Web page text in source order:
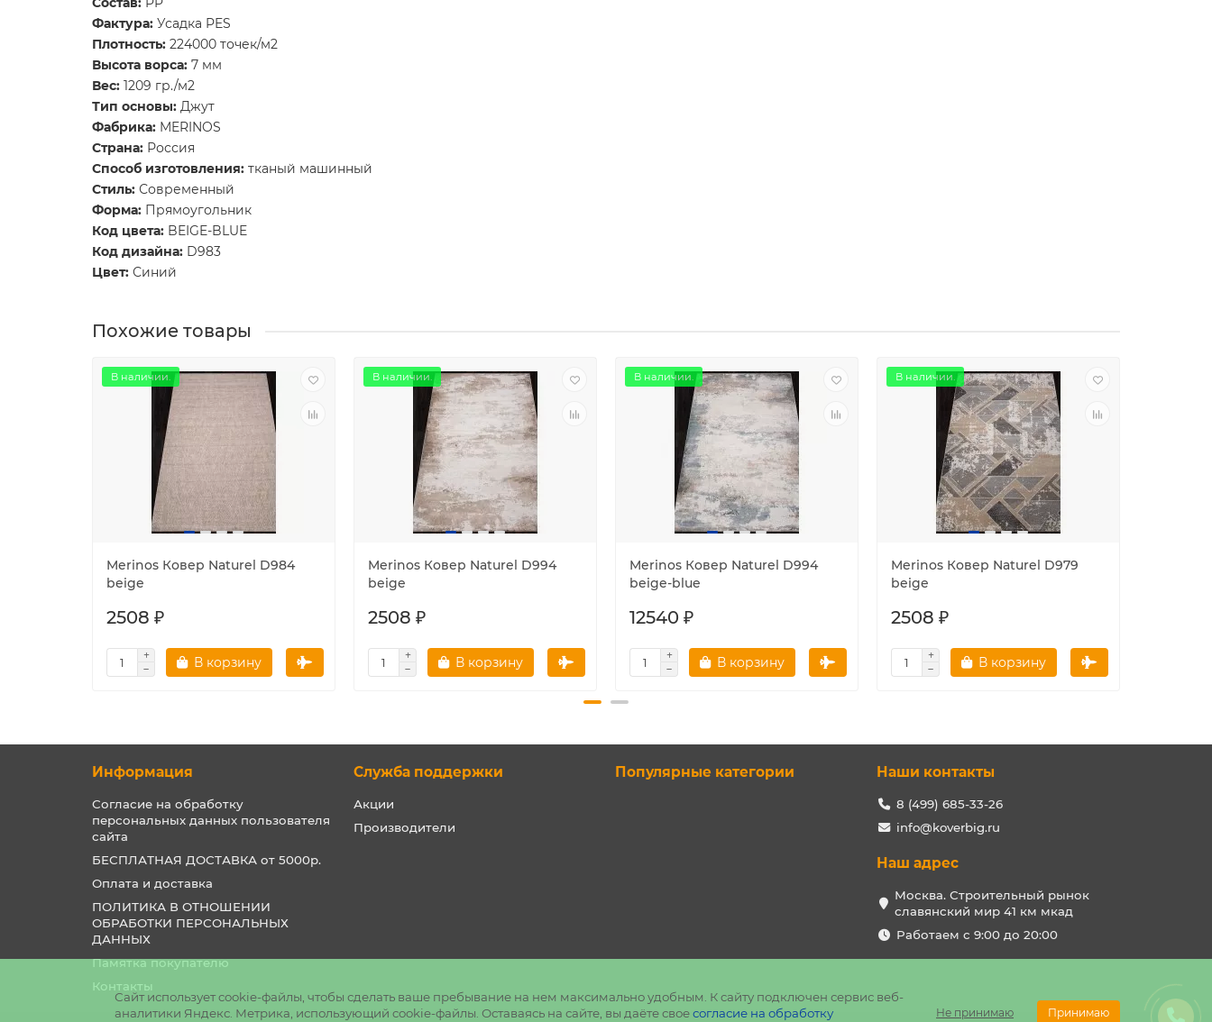
Фактура: Усадка PES
Плотность: 224000 точек/м2
Высота ворса: 7 мм
Вес: 1209 гр./м2
Тип основы: Джут
Фабрика: MERINOS
Страна: Россия
Способ изготовления: тканый машинный
Стиль: Современный
Форма: Прямоугольник
Код цвета: BEIGE-BLUE
Код дизайна: D983
Цвет: Синий
Похожие товары
В наличии.
Merinos Ковер Naturel D984
beige
2508 ₽
В корзину
В наличии.
Merinos Ковер Naturel D994
beige
2508 ₽
В корзину
В наличии.
Merinos Ковер Naturel D994
beige-blue
12540 ₽
В корзину
В наличии.
Merinos Ковер Naturel D979
beige
2508 ₽
В корзину
Сайт использует cookie-файлы, чтобы сделать ваше пребывание на нем максимально удобным. К cайту подключен сервис веб-
аналитики Яндекс. Метрика, использующий cookie-файлы. Оставаясь на сайте, вы даёте своесогласие на обработку
Не принимаю Принимаю
Информация
Согласие на обработку
персональных данных пользователя
сайта
БЕСПЛАТНАЯ ДОСТАВКА от 5000р.
Оплата и доставка
ПОЛИТИКА В ОТНОШЕНИИ
ОБРАБОТКИ ПЕРСОНАЛЬНЫХ
ДАННЫХ
Памятка покупателю
Контакты
Служба поддержки
Акции
Производители
Популярные категории Наши контакты
8 (499) 685-33-26
info@koverbig.ru
Наш адрес
Москва. Строительный рынок
славянский мир 41 км мкад
Работаем с 9:00 до 20:00